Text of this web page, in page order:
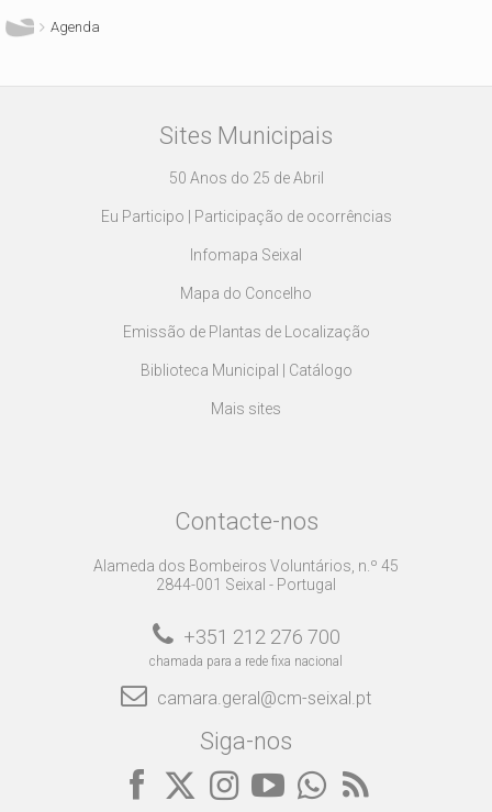
Agenda
Sites Municipais
50 Anos do 25 de Abril
Eu Participo | Participação de ocorrências
Infomapa Seixal
Mapa do Concelho
Emissão de Plantas de Localização
Biblioteca Municipal | Catálogo
Mais sites
Contacte-nos
Alameda dos Bombeiros Voluntários, n.º 45
2844-001 Seixal - Portugal
+351 212 276 700
chamada para a rede fixa nacional
camara.geral@cm-seixal.pt
Siga-nos